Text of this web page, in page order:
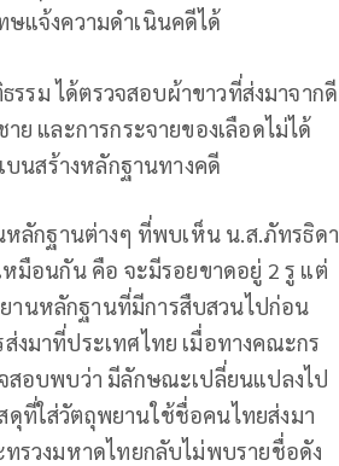
ษแจ้งความดำเนินคดีได้
รรม ได้ตรวจสอบผ้าขาวที่ส่งมาจากดี
และการกระจายของเลือดไม่ได้
บนสร้างหลักฐานทางคดี
หลักฐานต่างๆ ที่พบเห็น น.ส.ภัทรธิดา​
มือนกัน คือ จะมีรอยขาดอยู่ 2 รู แต่
านหลักฐานที่มีการสืบสวนไปก่อน
งมาที่ประเทศไทย เมื่อทางคณะกร
สอบพบว่า มีลักษณะเปลี่ยนแปลงไป
ที่ใส่วัตถุพยานใช้ชื่อคนไทยส่งมา
รวงมหาดไทยกลับไม่พบรายชื่อดัง